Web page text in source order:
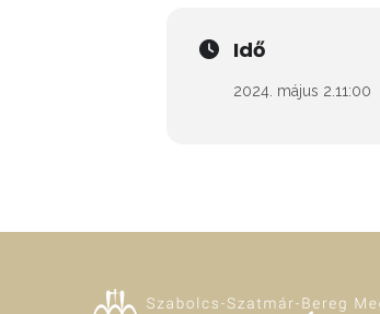
Idő
2024. május 2. 11:00